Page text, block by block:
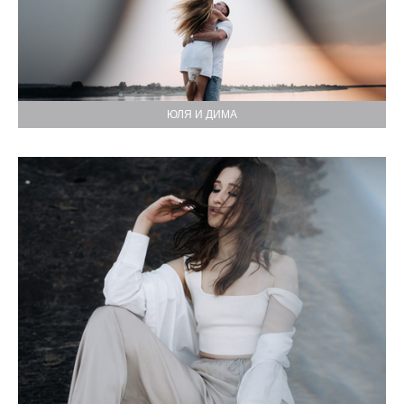
ЮЛЯ И ДИМА